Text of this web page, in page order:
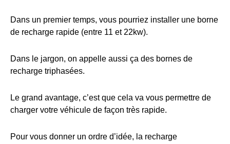
Dans un premier temps, vous pourriez installer une borne
de recharge rapide (entre 11 et 22kw).
Dans le jargon, on appelle aussi ça des bornes de
recharge triphasées.
Le grand avantage, c’est que cela va vous permettre de
charger votre véhicule de façon très rapide.
Pour vous donner un ordre d’idée, la recharge